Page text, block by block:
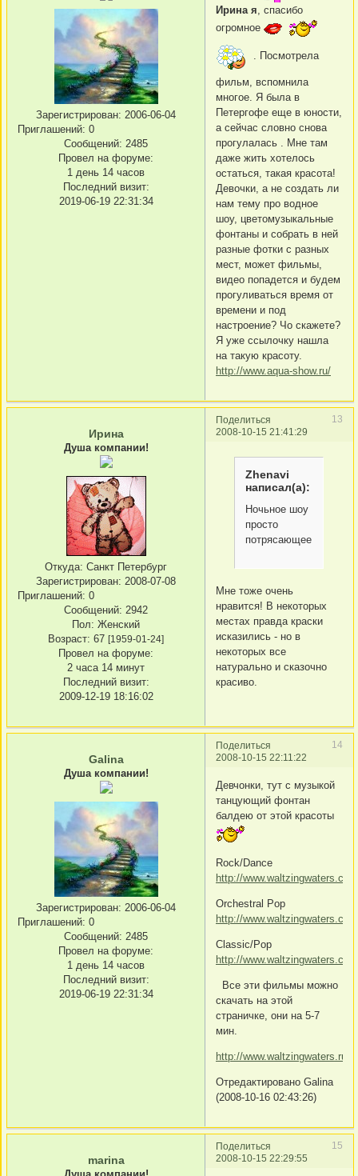
Зарегистрирован: 2006-06-04
Приглашений: 0
Сообщений: 2485
Провел на форуме:
1 день 14 часов
Последний визит:
2019-06-19 22:31:34
Ирина я, спасибо
огромное
. Посмотрела
фильм, вспомнила
многое. Я была в
Петергофе еще в юности,
а сейчас словно снова
прогулалась . Мне там
даже жить хотелось
остаться, такая красота!
Девочки, а не создать ли
нам тему про водное
шоу, цветомузыкальные
фонтаны и собрать в ней
разные фотки с разных
мест, может фильмы,
видео попадется и будем
прогуливаться время от
времени и под
настроение? Чо скажете?
Я уже ссылочку нашла
на такую красоту.
http://www.aqua-show.ru/
Поделиться
13
2008-10-15 21:41:29
Ирина
Душа компании!
Откуда: Санкт Петербург
Зарегистрирован: 2008-07-08
Приглашений: 0
Сообщений: 2942
Пол: Женский
Возраст: 67 [1959-01-24]
Провел на форуме:
2 часа 14 минут
Последний визит:
2009-12-19 18:16:02
Zhenavi
написал(а):
Ночьное шоу
просто
потрясающее!!!!
Мне тоже очень
нравится! В некоторых
местах правда краски
исказились - но в
некоторых все
натурально и сказочно
красиво.
Поделиться
14
2008-10-15 22:11:22
Galina
Душа компании!
Зарегистрирован: 2006-06-04
Приглашений: 0
Сообщений: 2485
Провел на форуме:
1 день 14 часов
Последний визит:
2019-06-19 22:31:34
Девчонки, тут с музыкой
танцующий фонтан
балдею от этой красоты
Rock/Dance
http://
Orchestral Pop
http://
Classic/Pop
http://
Все эти фильмы можно
скачать на этой
страничке, они на 5-7
мин.
http://www.waltzingwaters.ru/
Отредактировано Galina
(2008-10-16 02:43:26)
Поделиться
15
2008-10-15 22:29:55
marina